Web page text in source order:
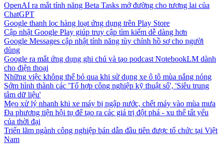
OpenAI ra mắt tính năng Beta Tasks mở đường cho tương lai của
ChatGPT
Google thanh lọc hàng loạt ứng dụng trên Play Store
Cập nhật Google Play giúp truy cập tìm kiếm dễ dàng hơn
Google Messages cập nhật tính năng tùy chỉnh hồ sơ cho người
dùng
Google ra mắt ứng dụng ghi chú và tạo podcast NotebookLM dành
cho điện thoại
Những việc không thể bỏ qua khi sử dụng xe ô tô mùa nắng nóng
Sớm hình thành các 'Tổ hợp công nghiệp kỹ thuật số', 'Siêu trung
tâm dữ liệu'
Mẹo xử lý nhanh khi xe máy bị ngập nước, chết máy vào mùa mưa
Đa phương tiện hội tụ để tạo ra các giá trị đột phá - xu thế tất yếu
của thời đại
Triển lãm ngành công nghiệp bán dẫn đầu tiên được tổ chức tại Việt
Nam